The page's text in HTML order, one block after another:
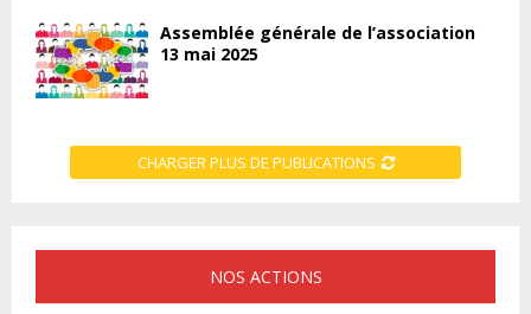
Assemblée générale de l’association
13 mai 2025
CHARGER PLUS DE PUBLICATIONS
NOS ACTIONS